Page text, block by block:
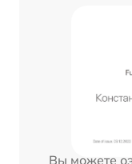
Вы можете